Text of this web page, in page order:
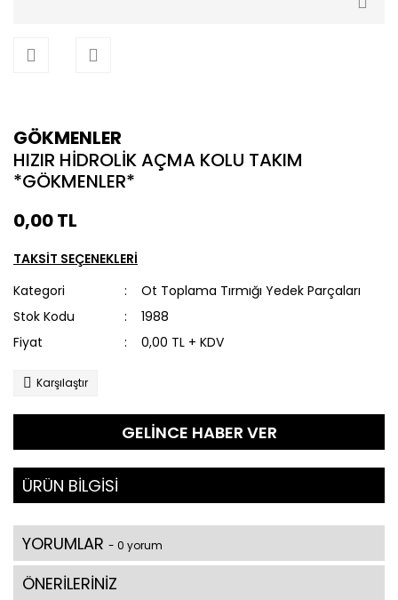
GÖKMENLER
HIZIR HİDROLİK AÇMA KOLU TAKIM
*GÖKMENLER*
0,00 TL
TAKSİT SEÇENEKLERİ
Kategori
Ot Toplama Tırmığı Yedek Parçaları
Stok Kodu
1988
Fiyat
0,00 TL + KDV
Karşılaştır
GELİNCE HABER VER
ÜRÜN BİLGİSİ
YORUMLAR - 0 yorum
ÖNERİLERİNİZ